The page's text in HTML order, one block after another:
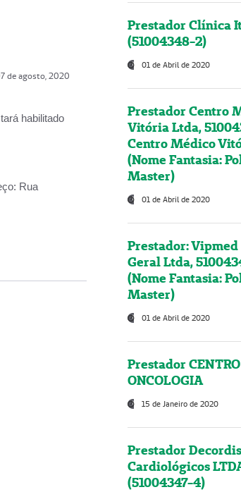
de agosto, 2020
habilitado
Rua
Prestador Clínica
(51004348-2)
01 de Abril de 2020
Prestador Centro
Vitória Ltda,
Centro Médico
(Nome Fantasia:
Master)
01 de Abril de 2020
Prestador:
Geral Ltda,
(Nome Fantasia:
Master)
01 de Abril de 2020
Prestador
ONCOLOGIA
15 de Janeiro de 2020
Prestador
Cardiológicos
(51004347-4)